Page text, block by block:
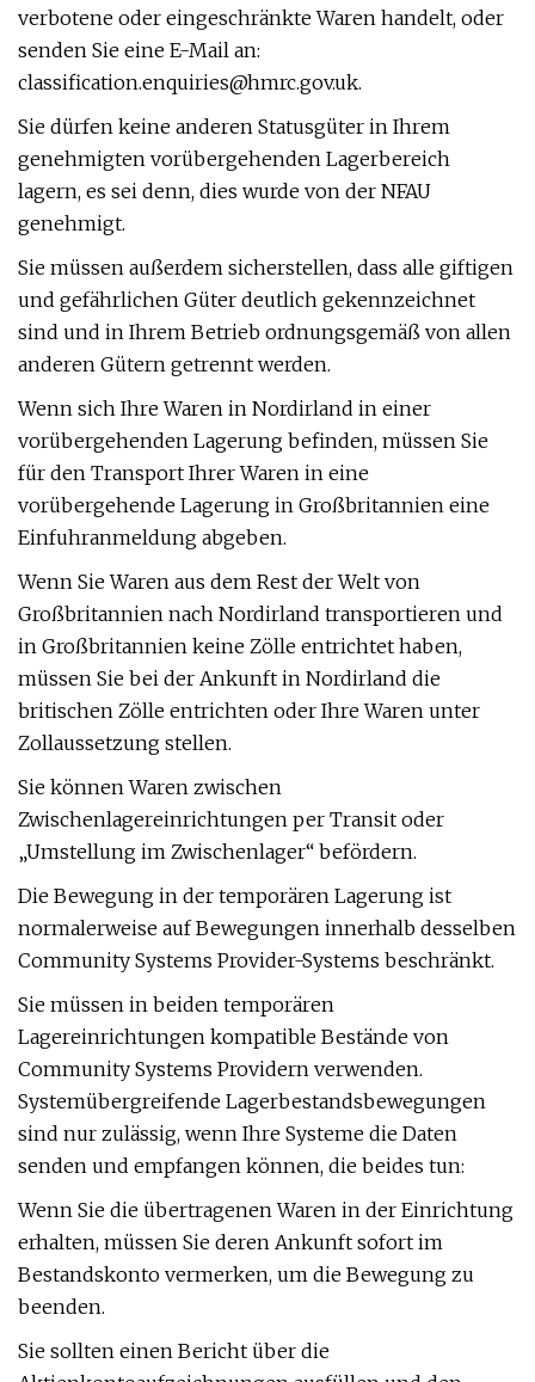
verbotene oder eingeschränkte Waren handelt, oder
senden Sie eine E-Mail an:
classification.enquiries@hmrc.gov.uk.
Sie dürfen keine anderen Statusgüter in Ihrem
genehmigten vorübergehenden Lagerbereich
lagern, es sei denn, dies wurde von der NFAU
genehmigt.
Sie müssen außerdem sicherstellen, dass alle giftigen
und gefährlichen Güter deutlich gekennzeichnet
sind und in Ihrem Betrieb ordnungsgemäß von allen
anderen Gütern getrennt werden.
Wenn sich Ihre Waren in Nordirland in einer
vorübergehenden Lagerung befinden, müssen Sie
für den Transport Ihrer Waren in eine
vorübergehende Lagerung in Großbritannien eine
Einfuhranmeldung abgeben.
Wenn Sie Waren aus dem Rest der Welt von
Großbritannien nach Nordirland transportieren und
in Großbritannien keine Zölle entrichtet haben,
müssen Sie bei der Ankunft in Nordirland die
britischen Zölle entrichten oder Ihre Waren unter
Zollaussetzung stellen.
Sie können Waren zwischen
Zwischenlagereinrichtungen per Transit oder
„Umstellung im Zwischenlager“ befördern.
Die Bewegung in der temporären Lagerung ist
normalerweise auf Bewegungen innerhalb desselben
Community Systems Provider-Systems beschränkt.
Sie müssen in beiden temporären
Lagereinrichtungen kompatible Bestände von
Community Systems Providern verwenden.
Systemübergreifende Lagerbestandsbewegungen
sind nur zulässig, wenn Ihre Systeme die Daten
senden und empfangen können, die beides tun:
Wenn Sie die übertragenen Waren in der Einrichtung
erhalten, müssen Sie deren Ankunft sofort im
Bestandskonto vermerken, um die Bewegung zu
beenden.
Sie sollten einen Bericht über die